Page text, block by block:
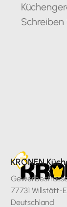
Schreiben
KRONEN
77731 Willstätt-
Deutschland